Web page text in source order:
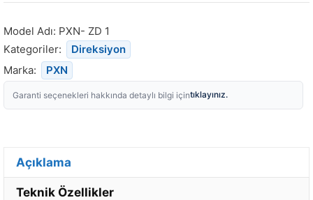
Model Adı: PXN- ZD 1
Kategoriler:
Direksiyon
Marka:
PXN
Garanti seçenekleri hakkında detaylı bilgi içintıklayınız.
Açıklama
Teknik Özellikler